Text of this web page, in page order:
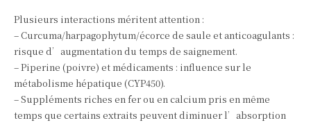
Plusieurs interactions méritent attention :
– Curcuma/harpagophytum/écorce de saule et anticoagulants :
risque d’augmentation du temps de saignement.
– Piperine (poivre) et médicaments : influence sur le
métabolisme hépatique (CYP450).
– Suppléments riches en fer ou en calcium pris en même
temps que certains extraits peuvent diminuer l’absorption